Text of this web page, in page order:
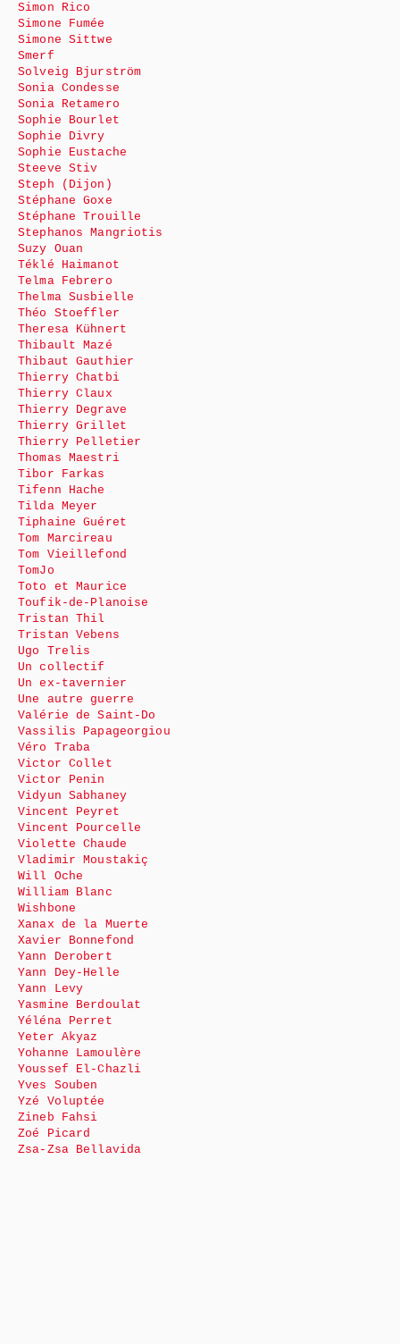
Simon Rico
Simone Fumée
Simone Sittwe
Smerf
Solveig Bjurström
Sonia Condesse
Sonia Retamero
Sophie Bourlet
Sophie Divry
Sophie Eustache
Steeve Stiv
Steph (Dijon)
Stéphane Goxe
Stéphane Trouille
Stephanos Mangriotis
Suzy Ouan
Téklé Haimanot
Telma Febrero
Thelma Susbielle
Théo Stoeffler
Theresa Kühnert
Thibault Mazé
Thibaut Gauthier
Thierry Chatbi
Thierry Claux
Thierry Degrave
Thierry Grillet
Thierry Pelletier
Thomas Maestri
Tibor Farkas
Tifenn Hache
Tilda Meyer
Tiphaine Guéret
Tom Marcireau
Tom Vieillefond
TomJo
Toto et Maurice
Toufik-de-Planoise
Tristan Thil
Tristan Vebens
Ugo Trelis
Un collectif
Un ex-tavernier
Une autre guerre
Valérie de Saint-Do
Vassilis Papageorgiou
Véro Traba
Victor Collet
Victor Penin
Vidyun Sabhaney
Vincent Peyret
Vincent Pourcelle
Violette Chaude
Vladimir Moustakiç
Will Oche
William Blanc
Wishbone
Xanax de la Muerte
Xavier Bonnefond
Yann Derobert
Yann Dey-Helle
Yann Levy
Yasmine Berdoulat
Yéléna Perret
Yeter Akyaz
Yohanne Lamoulère
Youssef El-Chazli
Yves Souben
Yzé Voluptée
Zineb Fahsi
Zoé Picard
Zsa-Zsa Bellavida